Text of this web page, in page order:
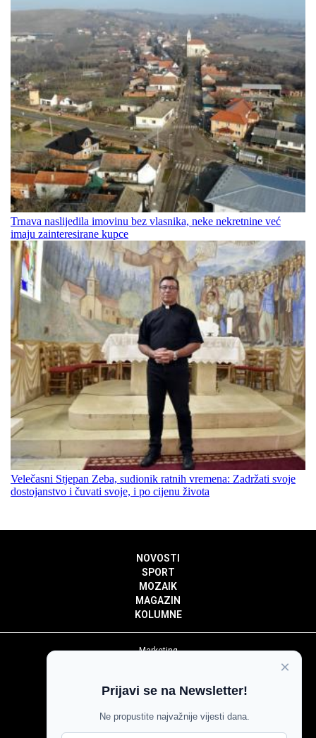
Trnava naslijedila imovinu bez vlasnika, neke nekretnine već
imaju zainteresirane kupce
Velečasni Stjepan Zeba, sudionik ratnih vremena: Zadržati svoje
dostojanstvo i čuvati svoje, i po cijenu života
NOVOSTI
SPORT
MOZAIK
MAGAZIN
KOLUMNE
Marketing
Impressum
Pravila komentiranja
Agroglas
×
Prijavi se na Newsletter!
Ne propustite najvažnije vijesti dana.